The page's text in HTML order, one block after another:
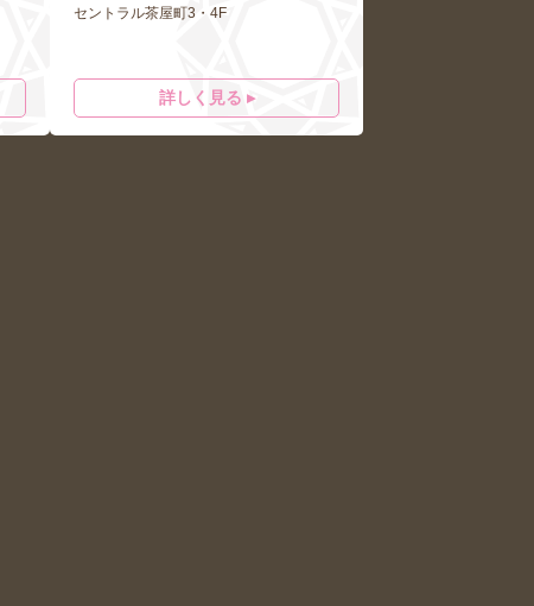
セントラル茶屋町3・4F
詳しく見る ▸